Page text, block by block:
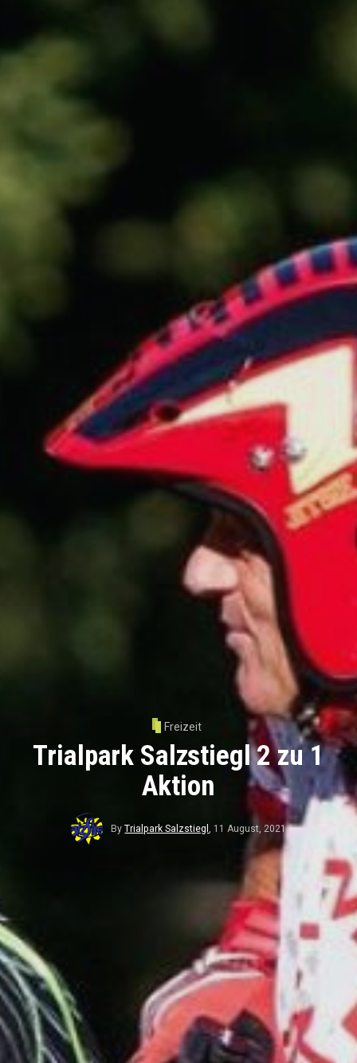
Freizeit
Trialpark Salzstiegl 2 zu 1
Aktion
ByTrialpark Salzstiegl 11 August, 2021